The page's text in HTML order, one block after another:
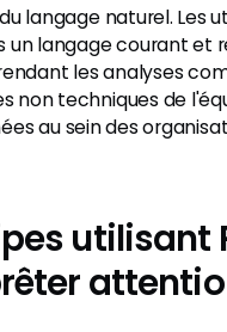
langage naturel. Les
un langage courant et
les analyses
non techniques de
au sein des
utilisant